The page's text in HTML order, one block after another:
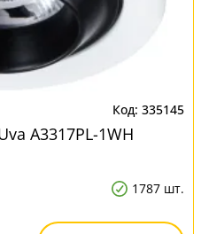
335145
A3317PL-1WH
1787 шт.